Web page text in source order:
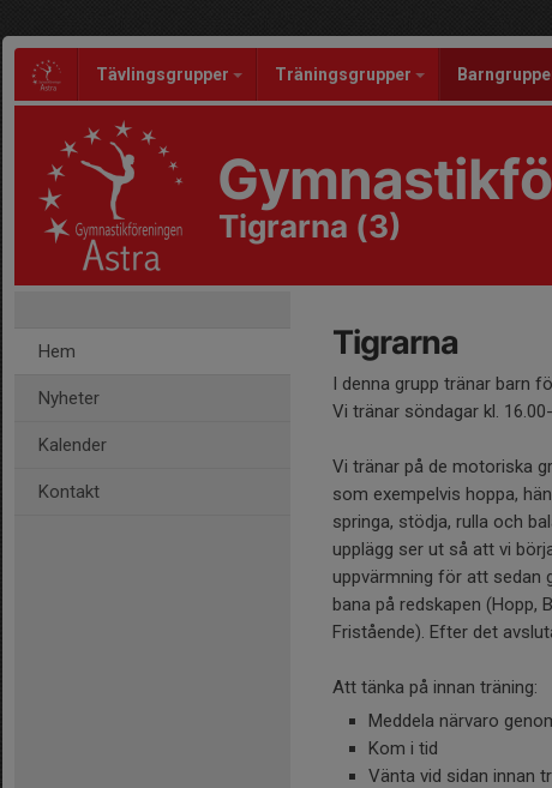
Tävlingsgrupper Träningsgrupper
Tigrarna (3)
Hem
Nyheter
Kalender
Kontakt
Tigrarna
I denna grupp tränar barn
Vi tränar söndagar kl.
Vi tränar på de motoriska
som exempelvis hoppa,
springa, stödja, rulla och
upplägg ser ut så att vi
uppvärmning för att sedan
bana på redskapen (Hopp,
Fristående). Efter det
Att tänka på innan träning:
Meddela närvaro
Kom i tid
Vänta vid sidan innan